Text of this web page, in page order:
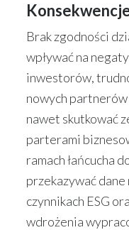
Brak zgodności
wpływać na
inwestorów,
nowych
nawet skutkować
parterami
ramach łańcucha
przekazywać
czynnikach ESG
wdrożenia